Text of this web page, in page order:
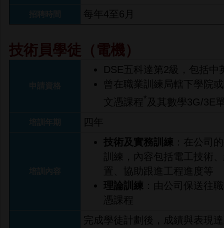
每年4至6月
技術員學徒（電機）
DSE五科達第2級，包括中
曾在職業訓練局轄下學院
文憑課程 * 及其數學3G/3E
四年
技術及實務訓練 ：在公司
訓練，內容包括電工技術
置、協助跟進工程進度等
理論訓練 ：由公司保送往
憑課程
完成學徒計劃後，成績與表現